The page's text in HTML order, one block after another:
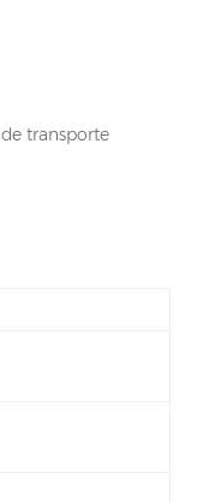
transporte